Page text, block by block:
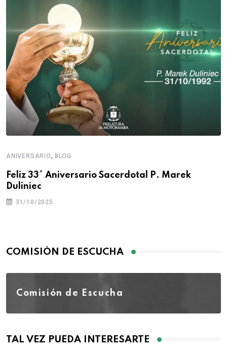
ANIVERSARIO, BLOG
Feliz 33° Aniversario Sacerdotal P. Marek
Duliniec
31/10/2025
COMISIÓN DE ESCUCHA
Comisión de Escucha
TAL VEZ PUEDA INTERESARTE